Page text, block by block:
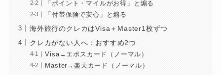
「ポイント・マイルがお得」と煽る
「付帯保険で安心」と煽る
海外旅行のクレカはVisa＋Master1枚ずつ
クレカがない人へ：おすすめ2つ
Visa→エポスカード（ノーマル）
Master→楽天カード（ノーマル）